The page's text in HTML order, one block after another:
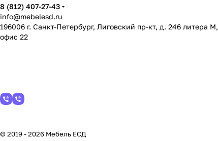
8 (812) 407-27-43
info@mebelesd.ru
196006 г. Санкт-Петербург, Лиговский пр-кт, д. 246 литера М,
офис 22
© 2019 - 2026 Мебель ЕСД